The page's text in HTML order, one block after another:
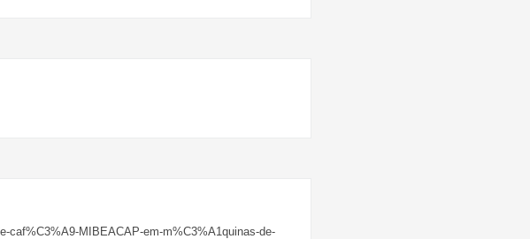
caf%C3%A9-MIBEACAP-em-m%C3%A1quinas-de-